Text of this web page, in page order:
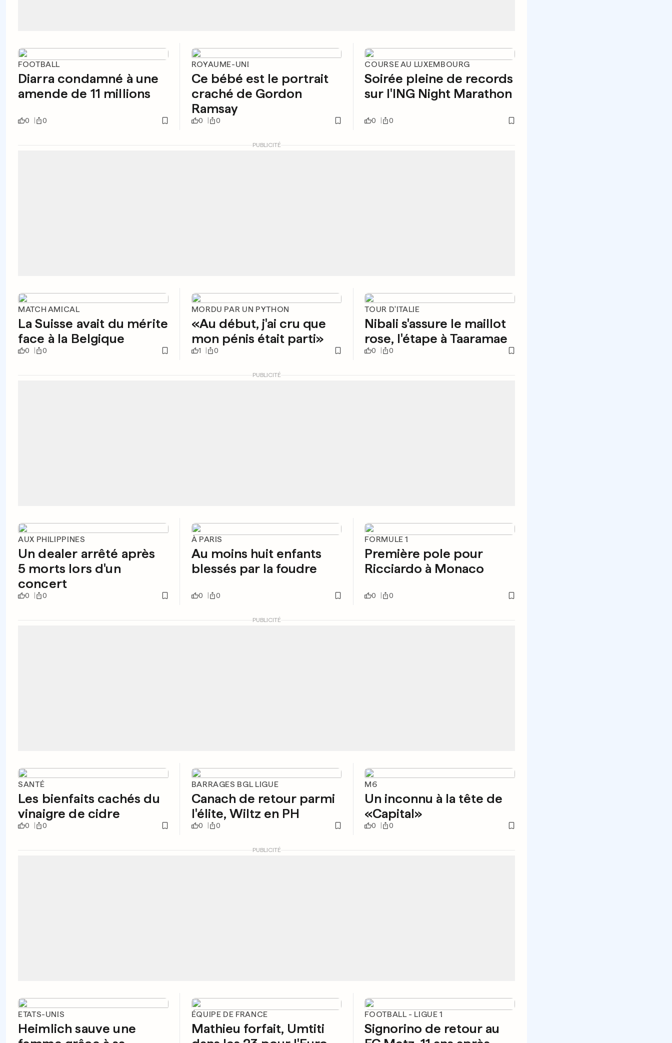
FOOTBALL
Diarra condamné à une
amende de 11 millions
0 0
ROYAUME-UNI
Ce bébé est le portrait
craché de Gordon
Ramsay
0 0
COURSE AU LUXEMBOURG
Soirée pleine de records
sur l'ING Night Marathon
0 0
PUBLICITÉ
MATCH AMICAL
La Suisse avait du mérite
face à la Belgique
0 0
MORDU PAR UN PYTHON
«Au début, j'ai cru que
mon pénis était parti»
1 0
TOUR D'ITALIE
Nibali s'assure le maillot
rose, l'étape à Taaramae
0 0
PUBLICITÉ
AUX PHILIPPINES
Un dealer arrêté après
5 morts lors d'un
concert
0 0
À PARIS
Au moins huit enfants
blessés par la foudre
0 0
FORMULE 1
Première pole pour
Ricciardo à Monaco
0 0
PUBLICITÉ
SANTÉ
Les bienfaits cachés du
vinaigre de cidre
0 0
BARRAGES BGL LIGUE
Canach de retour parmi
l'élite, Wiltz en PH
0 0
M6
Un inconnu à la tête de
«Capital»
0 0
PUBLICITÉ
ETATS-UNIS
Heimlich sauve une
ÉQUIPE DE FRANCE
Mathieu forfait, Umtiti
FOOTBALL - LIGUE 1
Signorino de retour au